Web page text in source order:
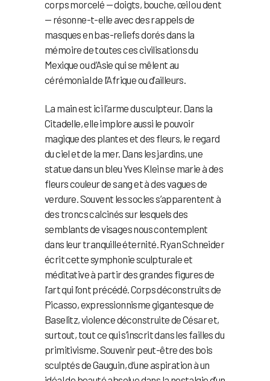
corps morcelé — doigts, bouche, œil ou dent
— résonne-t-elle avec des rappels de
masques en bas-reliefs dorés dans la
mémoire de toutes ces civilisations du
Mexique ou d’Asie qui se mêlent au
cérémonial de l’Afrique ou d’ailleurs.
La main est ici l’arme du sculpteur. Dans la
Citadelle, elle implore aussi le pouvoir
magique des plantes et des fleurs, le regard
du ciel et de la mer. Dans les jardins, une
statue dans un bleu Yves Klein se marie à des
fleurs couleur de sang et à des vagues de
verdure. Souvent les socles s’apparentent à
des troncs calcinés sur lesquels des
semblants de visages nous contemplent
dans leur tranquille éternité. Ryan Schneider
écrit cette symphonie sculpturale et
méditative à partir des grandes figures de
l’art qui l’ont précédé. Corps déconstruits de
Picasso, expressionnisme gigantesque de
Baselitz, violence déconstruite de César et,
surtout, tout ce qui s’inscrit dans les failles du
primitivisme. Souvenir peut-être des bois
sculptés de Gauguin, d’une aspiration à un